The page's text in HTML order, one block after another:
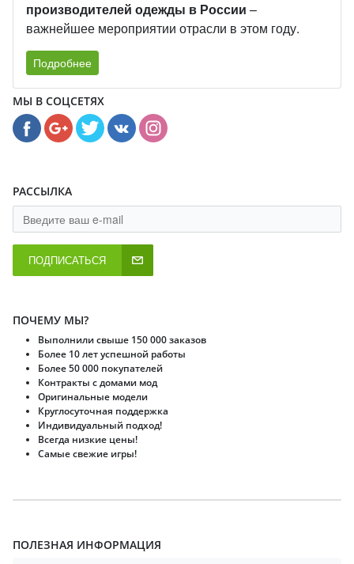
производителей одежды в России –
важнейшее мероприятии отрасли в этом году.
Подробнее
МЫ В СОЦСЕТЯХ
РАССЫЛКА
ПОДПИСАТЬСЯ
ПОЧЕМУ МЫ?
Выполнили свыше 150 000 заказов
Более 10 лет успешной работы
Более 50 000 покупателей
Контракты с домами мод
Оригинальные модели
Круглосуточная поддержка
Индивидуальный подход!
Всегда низкие цены!
Самые свежие игры!
ПОЛЕЗНАЯ ИНФОРМАЦИЯ